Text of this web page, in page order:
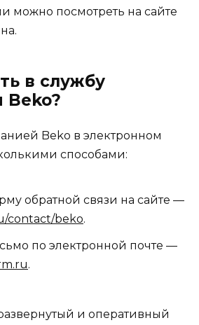
можно посмотреть на сайте
в службу
Beko в электронном
способами:
обратной связи на сайте —
contact/beko.
по электронной почте —
.
и оперативный